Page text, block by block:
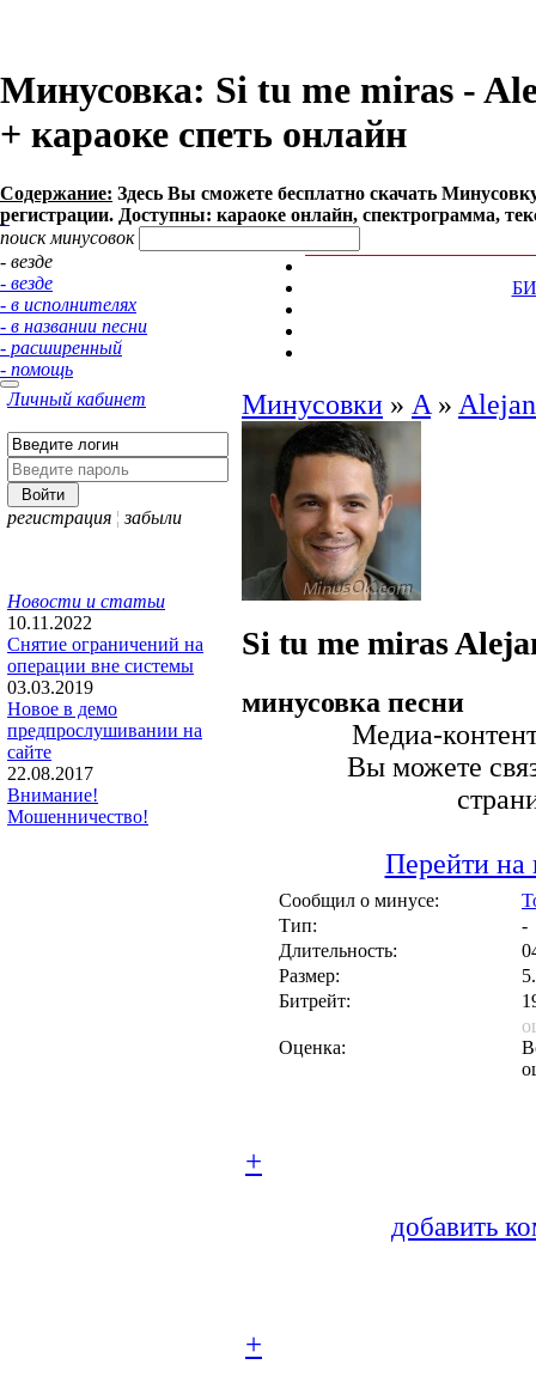
Минусовка: Si tu me miras -
+ караоке спеть онлайн
Содержание: Здесь Вы сможете бесплатно cкачать
регистрации. Доступны: караоке онлайн, спектрограмма,
поиск минусовок
- везде
- везде
- в исполнителях
- в названии песни
- расширенный
- помощь
Личный кабинет
регистрация ¦ забыли
Новости и статьи
10.11.2022
Снятие ограничений на
операции вне системы
03.03.2019
Новое в демо
предпрослушивании на
сайте
22.08.2017
Внимание!
Мошенничество!
Минусовки » A »
Si tu me miras
минусовка песни
Медиа-
Вы можете
Перейти на
Сообщил о минусе:
Тип:
-
Длительность:
Размер:
Битрейт:
Оценка:
+
добавить
+